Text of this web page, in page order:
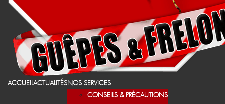
ACCUEILACTUALITÉSNOS SERVICES
CONSEILS & PRÉCAUTIONS